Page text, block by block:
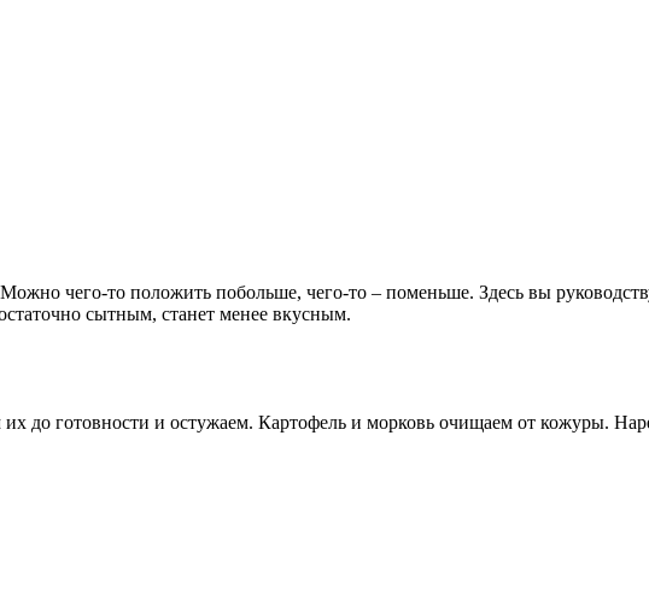
чего-то положить побольше, чего-то – поменьше. Здесь вы
сытным, станет менее вкусным.
до готовности и остужаем. Картофель и морковь очищаем от кожуры.